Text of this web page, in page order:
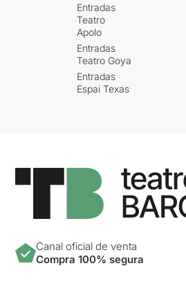
Entradas
Teatro
Apolo
Entradas
Teatro Goya
Entradas
Espai Texas
Canal oficial de venta
Compra 100% segura